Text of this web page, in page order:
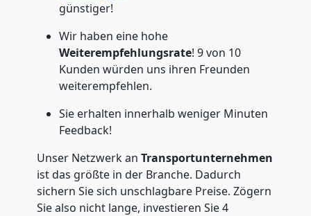
günstiger!
Wir haben eine hohe
Weiterempfehlungsrate! 9 von 10
Kunden würden uns ihren Freunden
weiterempfehlen.
Sie erhalten innerhalb weniger Minuten
Feedback!
Unser Netzwerk an Transportunternehmen
ist das größte in der Branche. Dadurch
sichern Sie sich unschlagbare Preise. Zögern
Sie also nicht lange, investieren Sie 4